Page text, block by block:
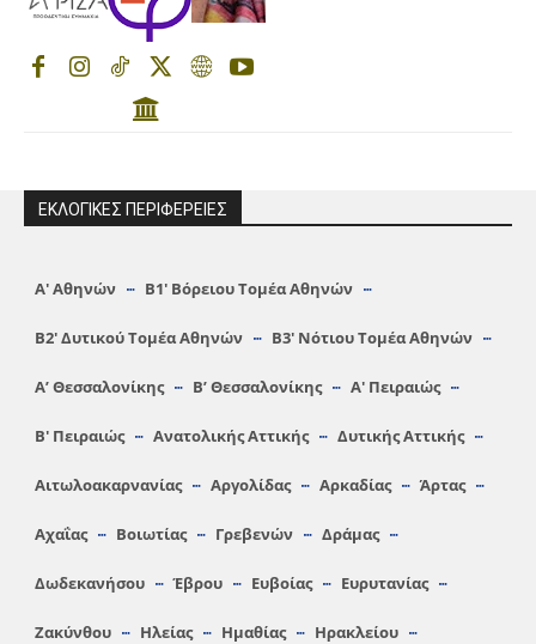
ΕΚΛΟΓΙΚΕΣ ΠΕΡΙΦΕΡΕΙΕΣ
Α′ Αθηνών Β1′ Βόρειου Τομέα Αθηνών
Β2′ Δυτικού Τομέα Αθηνών Β3′ Νότιου Τομέα Αθηνών
A’ Θεσσαλονίκης Β’ Θεσσαλονίκης Α′ Πειραιώς
Β′ Πειραιώς Ανατολικής Αττικής Δυτικής Αττικής
Αιτωλοακαρνανίας Αργολίδας Αρκαδίας Άρτας
Αχαΐας Βοιωτίας Γρεβενών Δράμας
Δωδεκανήσου Έβρου Ευβοίας Ευρυτανίας
Ζακύνθου Ηλείας Hμαθίας Ηρακλείου